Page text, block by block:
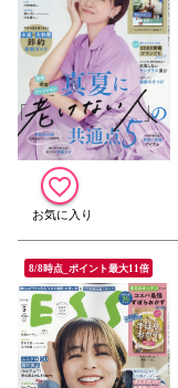
8/8時点_ポイント最大11倍